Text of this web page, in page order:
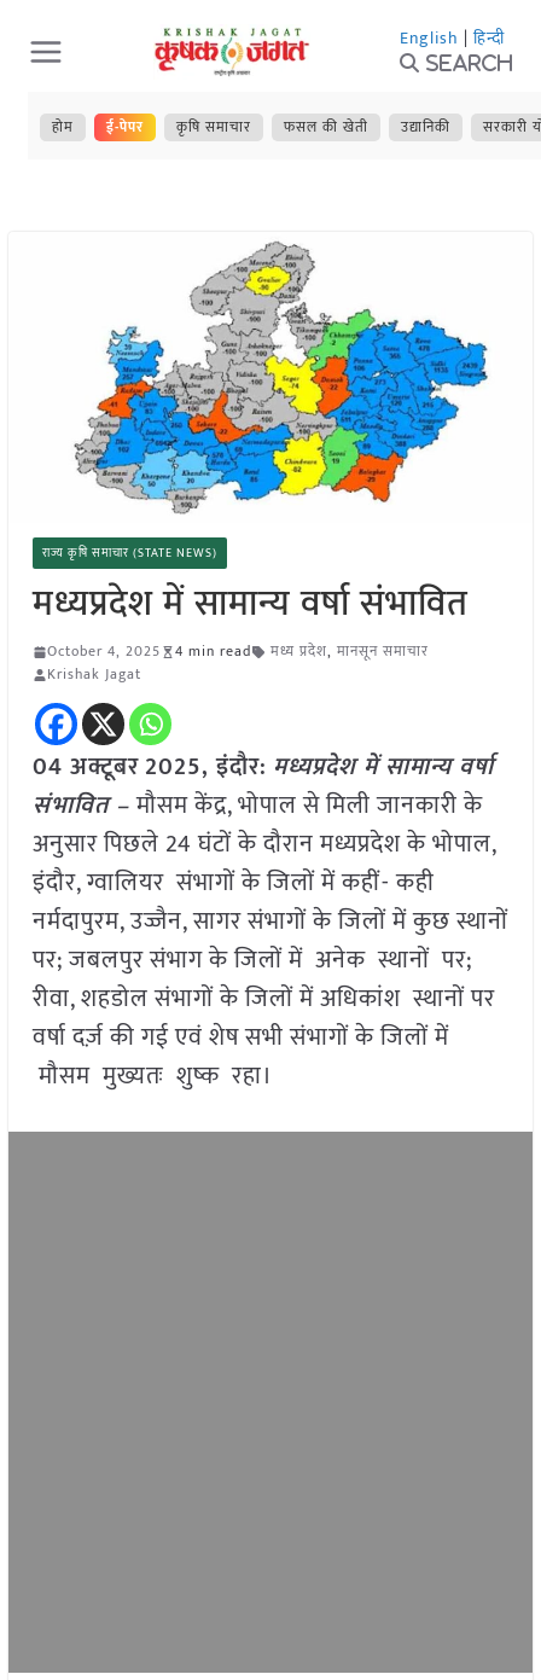
Skip
to
content
English | हिन्दी
Search
होम ई-पेपर कृषि समाचार फसल की खेती उद्यानिकी सरकारी
राज्य कृषि समाचार (STATE NEWS)
मध्यप्रदेश में सामान्य वर्षा संभावित
October 4, 2025 4 min read मध्य प्रदेश, मानसून समाचार
Krishak Jagat
04 अक्टूबर2025,इंदौर: मध्यप्रदेश में सामान्य वर्षा
संभावित –मौसम केंद्र, भोपाल से मिली जानकारी के
अनुसार पिछले 24 घंटों के दौरान मध्यप्रदेश के भोपाल,
इंदौर, ग्वालियर संभागों के जिलों में कहीं- कही
नर्मदापुरम, उज्जैन, सागर संभागों के जिलों में कुछ स्थानों
पर; जबलपुर संभाग के जिलों में अनेक स्थानों पर;
रीवा, शहडोल संभागों के जिलों में अधिकांश स्थानों पर
वर्षा दर्ज़ की गई एवं शेष सभी संभागों के जिलों में
मौसम मुख्यतः शुष्क रहा।